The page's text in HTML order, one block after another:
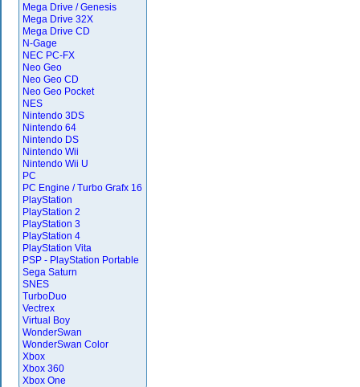
Mega Drive / Genesis
Mega Drive 32X
Mega Drive CD
N-Gage
NEC PC-FX
Neo Geo
Neo Geo CD
Neo Geo Pocket
NES
Nintendo 3DS
Nintendo 64
Nintendo DS
Nintendo Wii
Nintendo Wii U
PC
PC Engine / Turbo Grafx 16
PlayStation
PlayStation 2
PlayStation 3
PlayStation 4
PlayStation Vita
PSP - PlayStation Portable
Sega Saturn
SNES
TurboDuo
Vectrex
Virtual Boy
WonderSwan
WonderSwan Color
Xbox
Xbox 360
Xbox One